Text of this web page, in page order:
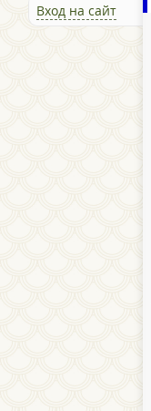
Вход на сайт